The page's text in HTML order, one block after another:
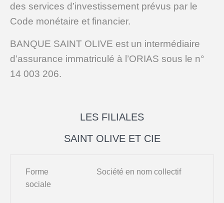
NOS FONDS
des services d’investissement prévus par le
Code monétaire et financier.
BANQUE SAINT OLIVE est un intermédiaire
d’assurance immatriculé à l’ORIAS sous le n°
14 003 206.
LES FILIALES
SAINT OLIVE ET CIE
Forme
sociale
Société en nom collectif